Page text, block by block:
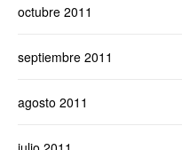
octubre 2011
septiembre 2011
agosto 2011